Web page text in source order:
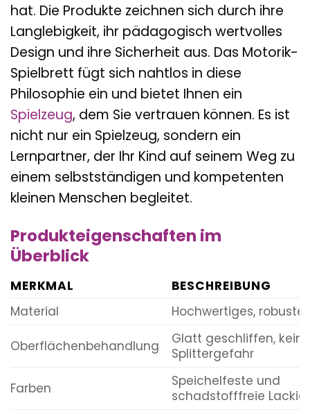
hat. Die Produkte zeichnen sich durch ihre
Langlebigkeit, ihr pädagogisch wertvolles
Design und ihre Sicherheit aus. Das Motorik-
Spielbrett fügt sich nahtlos in diese
Philosophie ein und bietet Ihnen ein
Spielzeug, dem Sie vertrauen können. Es ist
nicht nur ein Spielzeug, sondern ein
Lernpartner, der Ihr Kind auf seinem Weg zu
einem selbstständigen und kompetenten
kleinen Menschen begleitet.
Produkteigenschaften im
Überblick
MERKMAL
BESCHREIBUNG
Material
Hochwertiges,
Oberflächenbehandlung
Glatt geschliffen, keine
Splittergefahr
Farben
Speichelfeste und
schadstofffreie